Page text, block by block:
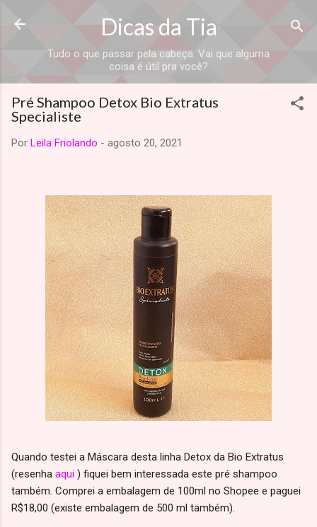
Dicas da Tia
Tudo o que passar pela cabeça. Vai que alguma
coisa é útil pra você?
Pré Shampoo Detox Bio Extratus
Specialiste
Por Leila Friolando - agosto 20, 2021
Quando testei a Máscara desta linha Detox da Bio Extratus
(resenha aqui ) fiquei bem interessada este pré shampoo
também. Comprei a embalagem de 100ml no Shopee e paguei
R$18,00 (existe embalagem de 500 ml também).